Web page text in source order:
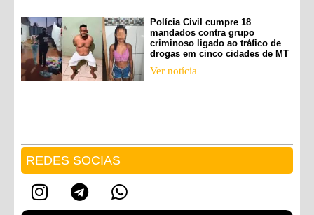
Polícia Civil cumpre 18
mandados contra grupo
criminoso ligado ao tráfico de
drogas em cinco cidades de MT
Ver notícia
REDES SOCIAS